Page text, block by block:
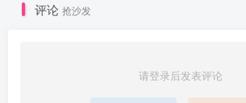
评论 抢沙发
请登录后发表评论